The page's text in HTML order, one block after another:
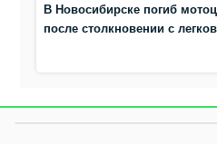
В Новосибирске погиб
после столкновении с